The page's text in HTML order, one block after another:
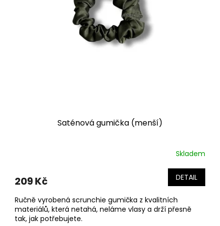
Saténová gumička (menší)
Skladem
209 Kč DETAIL
Ručně vyrobená scrunchie gumička z kvalitních
materiálů, která netahá, neláme vlasy a drží přesně
tak, jak potřebujete.